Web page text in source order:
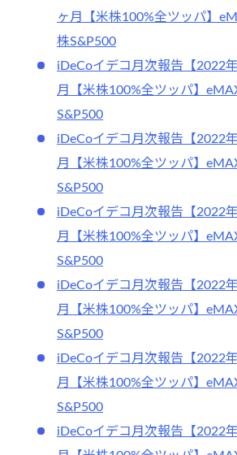
ヶ月【米株100%全ツッパ】
株S&P500
iDeCoイデコ月次報告【2022
月【米株100%全ツッパ】
S&P500
iDeCoイデコ月次報告【2022
月【米株100%全ツッパ】
S&P500
iDeCoイデコ月次報告【2022
月【米株100%全ツッパ】
S&P500
iDeCoイデコ月次報告【2022
月【米株100%全ツッパ】
S&P500
iDeCoイデコ月次報告【2022
月【米株100%全ツッパ】
S&P500
iDeCoイデコ月次報告【2022